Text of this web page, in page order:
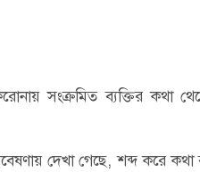
সংক্রমিত ব্যক্তির কথা
দেখা গেছে, শব্দ করে